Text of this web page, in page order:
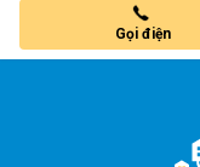
Gọi điện